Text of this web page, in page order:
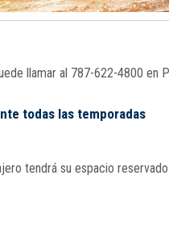
llamar al 787-622-4800 en
todas las temporadas
tendrá su espacio